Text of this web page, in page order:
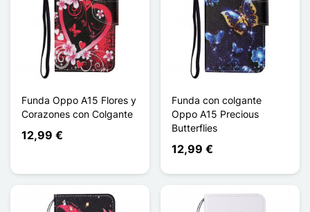
Funda Oppo A15 Flores y
Corazones con Colgante
12,99 €
Funda con colgante
Oppo A15 Precious
Butterflies
12,99 €